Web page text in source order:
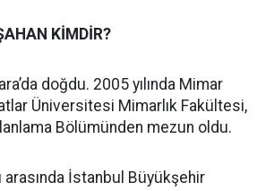
KİMDİR?
doğdu. 2005 yılında Mimar
Üniversitesi Mimarlık Fakültesi,
Bölümünden mezun oldu.
arasında İstanbul Büyükşehir